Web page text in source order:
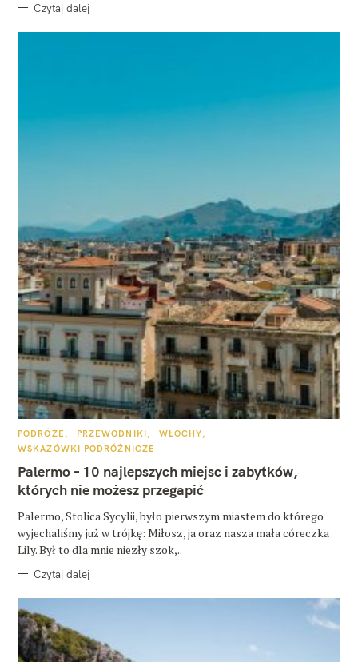
Czytaj dalej
K
T
G
R
PODRÓŻE PRZEWODNIKI
WŁOCHY
WSKAZÓWKI PODRÓŻNICZE
Palermo – 10 najlepszych miejsc i zabytków,
których nie możesz przegapić
Palermo, Stolica Sycylii, było pierwszym miastem do którego
wyjechaliśmy już w trójkę: Miłosz, ja oraz nasza mała córeczka
Lily. Był to dla mnie niezły szok,..
Czytaj dalej